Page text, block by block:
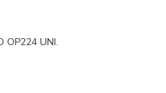
OP224 UNI.